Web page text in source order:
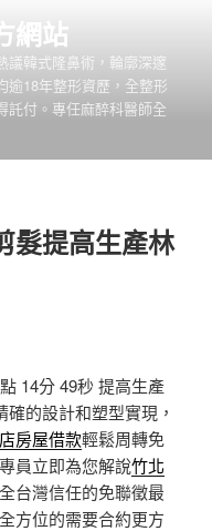
網站
議韓式隆鼻術，輪廓深邃
逾18年整形資歷，全整形
託付。專任麻醉科醫師全
髮提高生產林
14分 49秒 提高生產
確的設計和塑型實現，
房屋借款輕鬆周轉免
員立即為您解說竹北
台灣信任的免聯徵最
方位的需要合約更方